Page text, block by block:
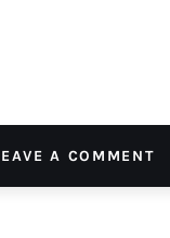
A COMMENT